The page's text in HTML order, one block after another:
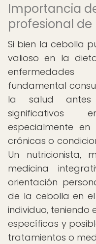
Importancia
profesional de
Si bien la cebolla
valioso en la
enfermedades
fundamental
la salud antes
significativos
especialmente
crónicas o
Un nutricionista,
medicina
orientación
de la cebolla en
individuo, teniendo
específicas y
tratamientos o